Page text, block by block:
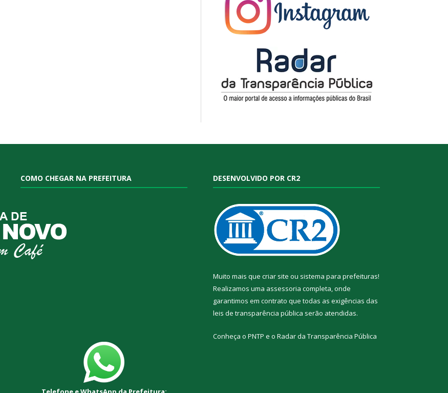
COMO CHEGAR NA PREFEITURA DESENVOLVIDO POR CR2
Muito mais que criar site ou sistema para prefeituras!
Realizamos uma assessoria completa, onde
garantimos em contrato que todas as exigências das
leis de transparência pública serão atendidas.
Conheça o PNTP e o Radar da Transparência Pública